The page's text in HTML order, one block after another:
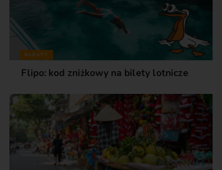
RABATY
Flipo: kod zniżkowy na bilety lotnicze